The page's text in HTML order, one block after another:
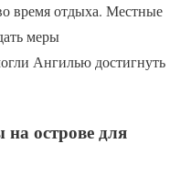
время отдыха. Местные
меры
Ангилью достигнуть
острове для